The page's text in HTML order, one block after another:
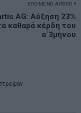
ΕΠΟΜΕΝΟ ΑΡΘΡΟ
AG: Αύξηση 23%
καθαρά κέρδη του
α΄3μηνου